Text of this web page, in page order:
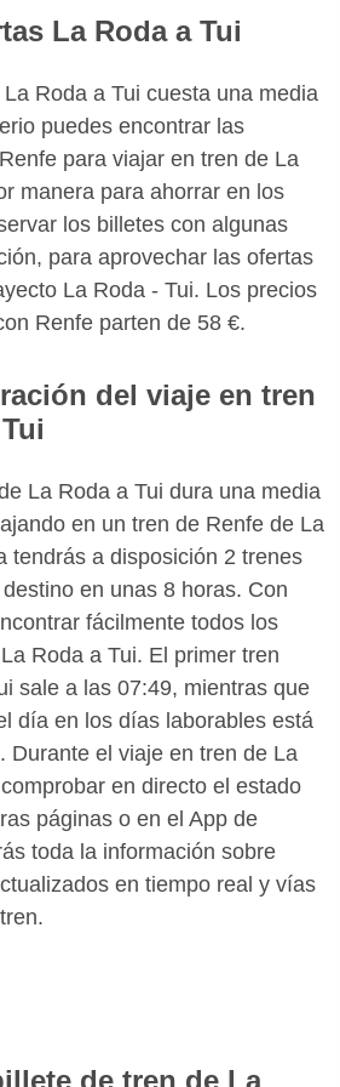
La Roda a Tui
Roda a Tui cuesta una media
puedes encontrar las
para viajar en tren de La
manera para ahorrar en los
los billetes con algunas
para aprovechar las ofertas
La Roda - Tui. Los precios
Renfe parten de 58 €.
del viaje en tren
La Roda a Tui dura una media
en un tren de Renfe de La
tendrás a disposición 2 trenes
en unas 8 horas. Con
fácilmente todos los
Roda a Tui. El primer tren
sale a las 07:49, mientras que
día en los días laborables está
Durante el viaje en tren de La
en directo el estado
páginas o en el App de
toda la información sobre
en tiempo real y vías
de tren de La